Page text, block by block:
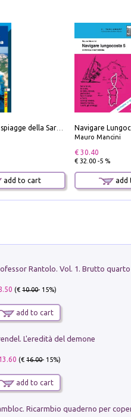
add to cart
Mauro Mancini
€ 30.40
€ 32.00 -5 %
add
(€10.00- 15%)
add to cart
L'eredità del demone
(€16.00- 15%)
add to cart